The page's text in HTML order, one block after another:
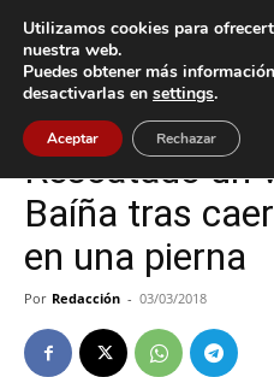
Inicio Baiona
Baiona Sucesos
Rescatado un
Baíña tras
en una pierna
Por Redacción - 03/03/2018
Utilizamos cookies para
nuestra web.
Puedes obtener más
desactivarlas en settings.
Aceptar Rechazar